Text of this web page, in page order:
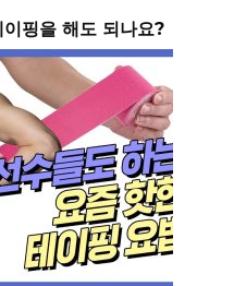
핑을 해도 되나요?